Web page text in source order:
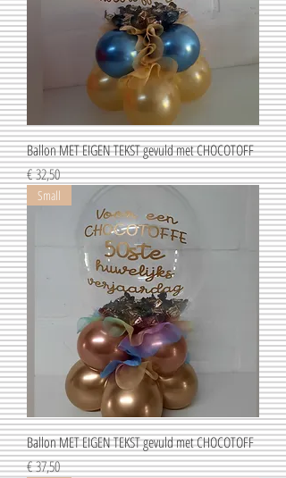
Ballon MET EIGEN TEKST gevuld met CHOCOTOFF
Prijs
€ 32,50
Small
Ballon MET EIGEN TEKST gevuld met CHOCOTOFF
Prijs
€ 37,50